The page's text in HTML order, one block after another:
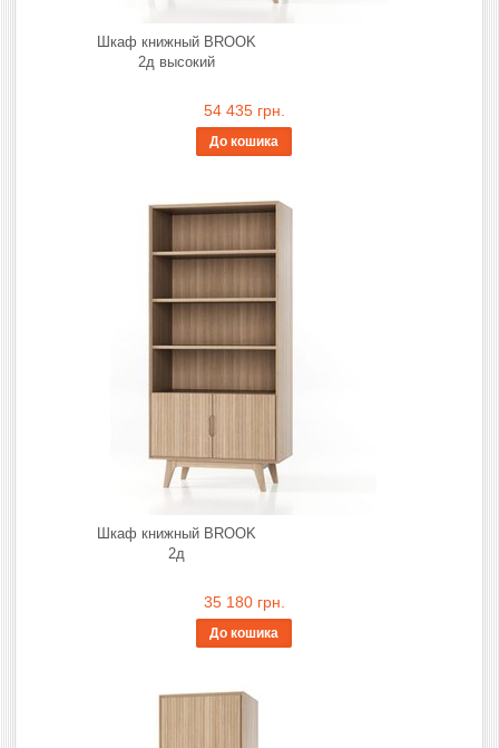
Шкаф книжный BROOK
2д высокий
54 435 грн.
До кошика
Шкаф книжный BROOK
2д
35 180 грн.
До кошика